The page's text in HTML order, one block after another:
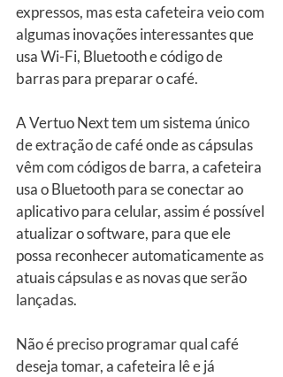
expressos, mas esta cafeteira veio com
algumas inovações interessantes que
usa Wi-Fi, Bluetooth e código de
barras para preparar o café.
A Vertuo Next tem um sistema único
de extração de café onde as cápsulas
vêm com códigos de barra, a cafeteira
usa o Bluetooth para se conectar ao
aplicativo para celular, assim é possível
atualizar o software, para que ele
possa reconhecer automaticamente as
atuais cápsulas e as novas que serão
lançadas.
Não é preciso programar qual café
deseja tomar, a cafeteira lê e já